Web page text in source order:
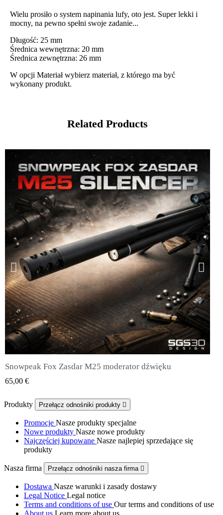
Wielu prosiło o system napinania lufy, oto jest. Super lekki i
mocny, na pewno spełni swoje zadanie...
Długość: 25 mm
Średnica wewnętrzna: 20 mm
Średnica zewnętrzna: 26 mm
W opcji Materiał wybierz materiał, z którego ma być
wykonany produkt.
Related Products
QUICK VIEW
Snowpeak Fox Zasdar M25 moderator dźwięku
65,00 €
Produkty Przełącz odnośniki produkty 
Promocje Nasze produkty specjalne
Nowe produkty Nasze nowe produkty
Najczęściej kupowane Nasze najlepiej sprzedające się
produkty
Nasza firma Przełącz odnośniki nasza firma 
Dostawa Nasze warunki i zasady dostawy
Legal Notice Legal notice
Terms and conditions of use Our terms and conditions of use
About us Learn more about us